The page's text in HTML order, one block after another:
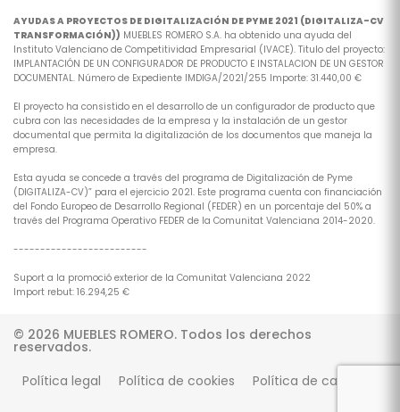
AYUDAS A PROYECTOS DE DIGITALIZACIÓN DE PYME 2021 (DIGITALIZA-CV
TRANSFORMACIÓN)) MUEBLES ROMERO S.A. ha obtenido una ayuda del
Instituto Valenciano de Competitividad Empresarial (IVACE). Titulo del proyecto:
IMPLANTACIÓN DE UN CONFIGURADOR DE PRODUCTO E INSTALACION DE UN GESTOR
DOCUMENTAL. Número de Expediente IMDIGA/2021/255 Importe: 31.440,00 €
El proyecto ha consistido en el desarrollo de un configurador de producto que
cubra con las necesidades de la empresa y la instalación de un gestor
documental que permita la digitalización de los documentos que maneja la
empresa.
Esta ayuda se concede a través del programa de Digitalización de Pyme
(DIGITALIZA-CV)” para el ejercicio 2021. Este programa cuenta con financiación
del Fondo Europeo de Desarrollo Regional (FEDER) en un porcentaje del 50% a
través del Programa Operativo FEDER de la Comunitat Valenciana 2014-2020.
-------------------------
Suport a la promoció exterior de la Comunitat Valenciana 2022
Import rebut: 16.294,25 €
© 2026 MUEBLES ROMERO. Todos los derechos
reservados.
Política legal
Política de cookies Política de calidad